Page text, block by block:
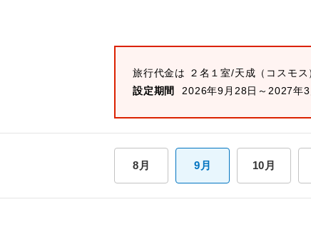
旅行代金は ２名１室/天成（コスモ
設定期間
2026年9月28日～2027年3
8月 9月 10月